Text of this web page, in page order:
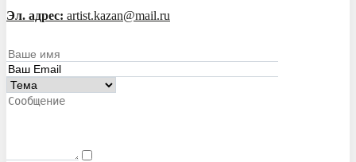
Эл. адрес: artist.kazan@mail.ru